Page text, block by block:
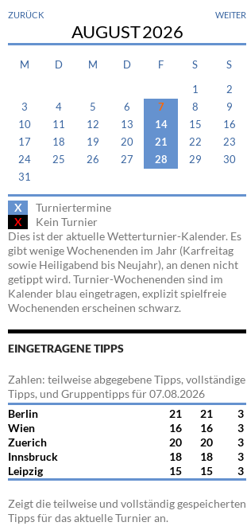
ZURÜCK WEITER
AUGUST2026
M D M D F S S
1
2
3
4 5 6 7 8
9
10
11 12 13 14 15
16
17
18 19 20 21 22
23
24
25 26 27 28 29
30
31
X
Turniertermine
X
Kein Turnier
Dies ist der aktuelle Wetterturnier-Kalender. Es
gibt wenige Wochenenden im Jahr (Karfreitag
sowie Heiligabend bis Neujahr), an denen nicht
getippt wird. Turnier-Wochenenden sind im
Kalender blau eingetragen, explizit spielfreie
Wochenenden erscheinen schwarz.
EINGETRAGENE TIPPS
Zahlen: teilweise abgegebene Tipps, vollständige
Tipps, und Gruppentipps für 07.08.2026
Berlin
21 21
3
Wien
16 16
3
Zuerich
20 20
3
Innsbruck
18 18
3
Leipzig
15 15 3
Zeigt die teilweise und vollständig gespeicherten
Tipps für das aktuelle Turnier an.